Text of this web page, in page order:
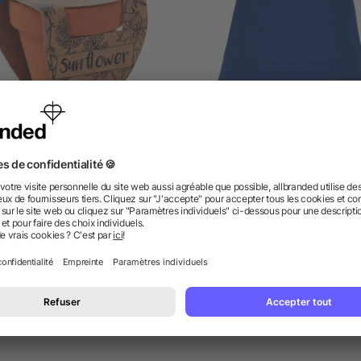
graines de tournesol
5/5 (1)
dès 0,86 € dès 1,26 €
questions ? Nous avons les